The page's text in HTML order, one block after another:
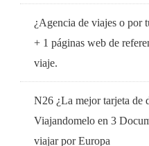
¿Agencia de viajes o por
+ 1 páginas web de
viaje.
N26 ¿La mejor tarjeta de
Viajandomelo en 3
viajar por Europa